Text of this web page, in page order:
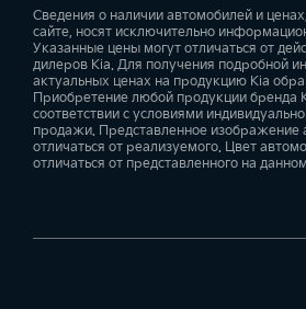
Сведения о наличии автомобилей и
сайте, носят исключительно
Указанные цены могут отличаться от
дилеров Kia. Для получения подробной
актуальных ценах на продукцию Kia
Приобретение любой продукции бренда
соответствии с условиями
продажи. Представленное изображение
отличаться от реализуемого. Цвет
отличаться от представленного на